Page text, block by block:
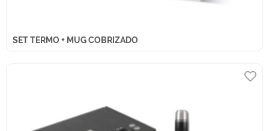
SET TERMO + MUG COBRIZADO